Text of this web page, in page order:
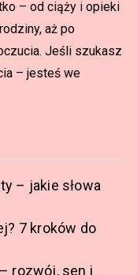
– od ciąży i opieki
aż po
Jeśli szukasz
– jesteś we
– jakie słowa
7 kroków do
rozwój, sen i